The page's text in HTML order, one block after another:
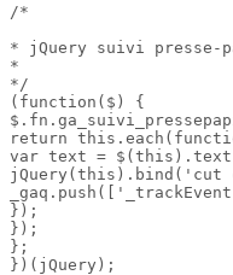
/*
* jQuery suivi presse-
*
*/
(function($) {
return
var text =
jQuery(this).bind('cut
});
});
};
})(jQuery);